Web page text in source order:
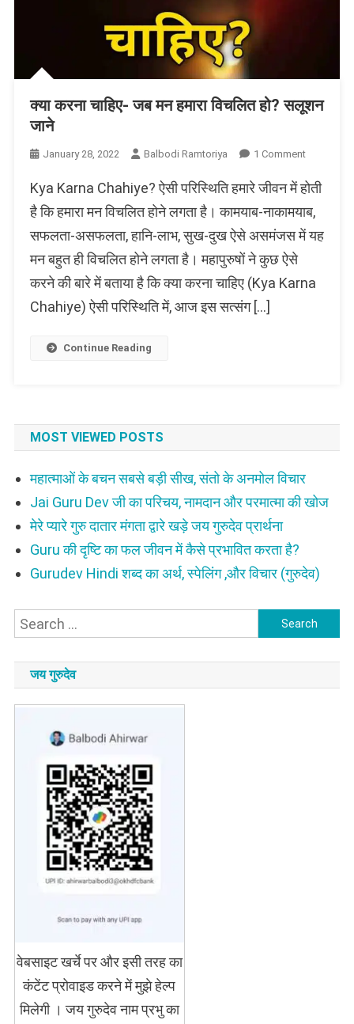
क्या करना चाहिए- जब मन हमारा विचलित हो? सलूशन
जाने
January 28, 2022 Balbodi Ramtoriya 1 CommentOn
करना
जब
मन
हो?
Kya Karna Chahiye? ऐसी परिस्थिति हमारे जीवन में होती
है कि हमारा मन विचलित होने लगता है। कामयाब-नाकामयाब,
सफलता-असफलता, हानि-लाभ, सुख-दुख ऐसे असमंजस में यह
मन बहुत ही विचलित होने लगता है। महापुरुषों ने कुछ ऐसे
करने की बारे में बताया है कि क्या करना चाहिए (Kya Karna
Chahiye) ऐसी परिस्थिति में, आज इस सत्संग […]
Continue Reading
MOST VIEWED POSTS
महात्माओं के बचन सबसे बड़ी सीख, संतो के अनमोल विचार
Jai Guru Dev जी का परिचय, नामदान और परमात्मा की खोज
मेरे प्यारे गुरु दातार मंगता द्वारे खड़े जय गुरुदेव प्रार्थना
Guru की दृष्टि का फल जीवन में कैसे प्रभावित करता है?
Gurudev Hindi शब्द का अर्थ, स्पेलिंग ,और विचार (गुरुदेव)
Search
जय गुरुदेव
वेबसाइट खर्चे पर और इसी तरह का
कंटेंट प्रोवाइड करने में मुझे हेल्प
मिलेगी । जय गुरुदेव नाम प्रभु का